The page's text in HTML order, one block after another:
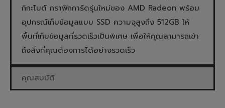
กิกะไบต์ กราฟิกการ์ดรุ่นใหม่ของ AMD Radeon พร้อม
อุปกรณ์เก็บข้อมูลแบบ SSD ความจุสูงถึง 512GB ให้
พื้นที่เก็บข้อมูลที่รวดเร็วเป็นพิเศษ เพื่อให้คุณสามารถเข้า
ถึงสิ่งที่คุณต้องการได้อย่างรวดเร็ว
คุณสมบัติ